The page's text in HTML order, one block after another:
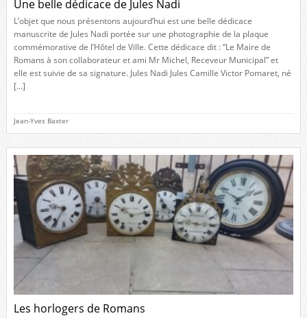
Une belle dédicace de Jules Nadi
L’objet que nous présentons aujourd’hui est une belle dédicace
manuscrite de Jules Nadi portée sur une photographie de la plaque
commémorative de l’Hôtel de Ville. Cette dédicace dit : “Le Maire de
Romans à son collaborateur et ami Mr Michel, Receveur Municipal” et
elle est suivie de sa signature. Jules Nadi Jules Camille Victor Pomaret, né
[…]
Jean-Yves Baxter
Les horlogers de Romans